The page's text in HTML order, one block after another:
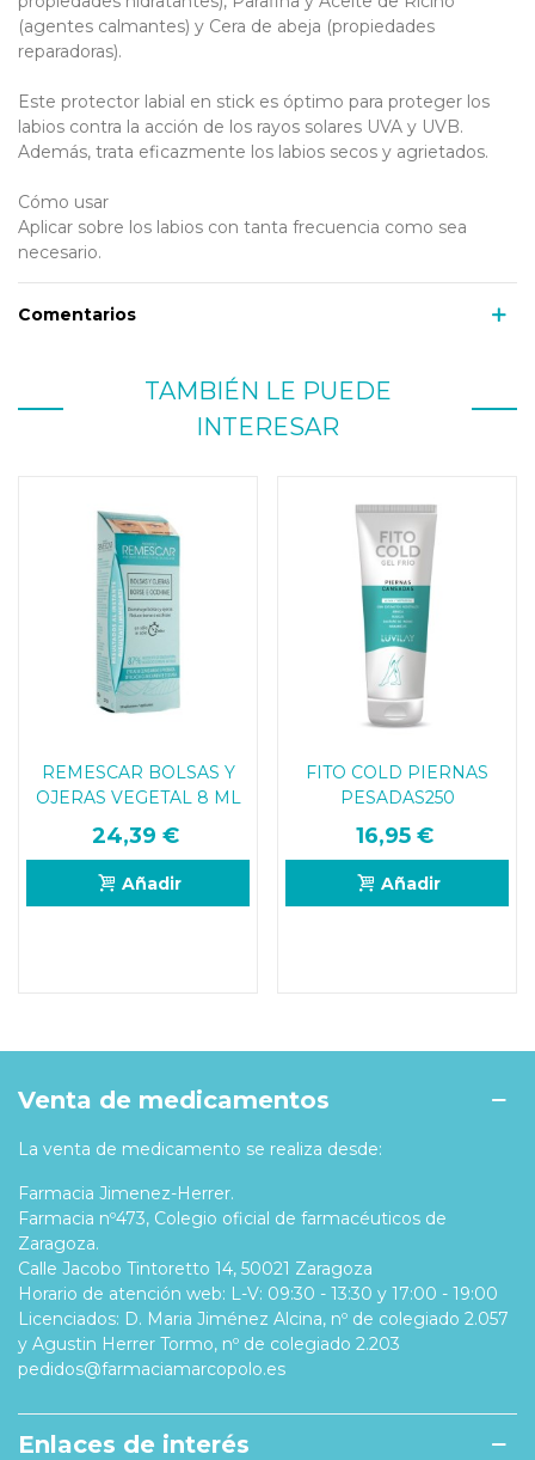
(agentes calmantes) y Cera de abeja (propiedades
reparadoras).
Este protector labial en stick es óptimo para proteger los
labios contra la acción de los rayos solares UVA y UVB.
Además, trata eficazmente los labios secos y agrietados.
Cómo usar
Aplicar sobre los labios con tanta frecuencia como sea
necesario.
Comentarios
TAMBIÉN LE PUEDE
INTERESAR
REMESCAR BOLSAS Y
OJERAS VEGETAL 8 ML
24,39 €
Añadir
FITO COLD PIERNAS
PESADAS250
16,95 €
Añadir
Venta de medicamentos
La venta de medicamento se realiza desde:
Farmacia Jimenez-Herrer.
Farmacia nº473, Colegio oficial de farmacéuticos de
Zaragoza.
Calle Jacobo Tintoretto 14, 50021 Zaragoza
Horario de atención web: L-V: 09:30 - 13:30 y 17:00 - 19:00
Licenciados: D. Maria Jiménez Alcina, nº de colegiado 2.057
y Agustin Herrer Tormo, nº de colegiado 2.203
pedidos@farmaciamarcopolo.es
Enlaces de interés